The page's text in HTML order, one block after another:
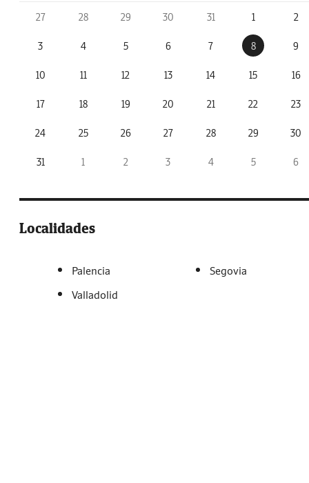
27 28 29 30 31 1 2
3 4 5 6 7 8 9
10 11 12 13 14 15 16
17 18 19 20 21 22 23
24 25 26 27 28 29 30
31 1 2 3 4 5 6
Localidades
Palencia
Segovia
Valladolid